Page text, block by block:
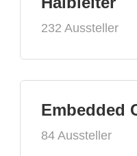
232 Aussteller
Embedded
84 Aussteller